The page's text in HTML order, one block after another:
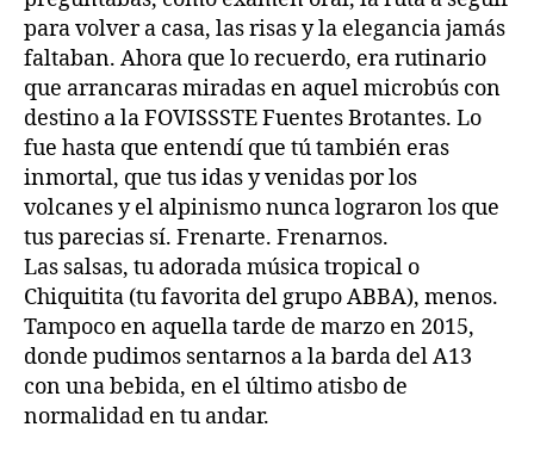
para volver a casa, las risas y la elegancia jamás
faltaban. Ahora que lo recuerdo, era rutinario
que arrancaras miradas en aquel microbús con
destino a la FOVISSSTE Fuentes Brotantes. Lo
fue hasta que entendí que tú también eras
inmortal, que tus idas y venidas por los
volcanes y el alpinismo nunca lograron los que
tus parecias sí. Frenarte. Frenarnos.
Las salsas, tu adorada música tropical o
Chiquitita (tu favorita del grupo ABBA), menos.
Tampoco en aquella tarde de marzo en 2015,
donde pudimos sentarnos a la barda del A13
con una bebida, en el último atisbo de
normalidad en tu andar.